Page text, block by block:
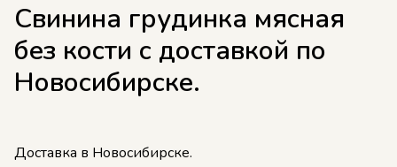
Свинина грудинка мясная
без кости с доставкой по
Новосибирске.
Доставка в Новосибирске.